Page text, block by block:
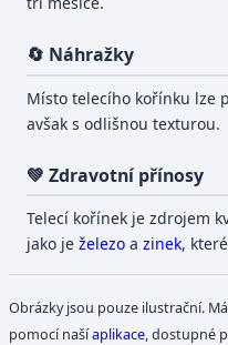
🔄 Náhražky
Místo telecího kořínku lze
avšak s odlišnou texturou.
💚 Zdravotní přínosy
Telecí kořínek je zdrojem
jako ježelezo azinek,
Obrázky jsou pouze ilustrační.
pomocí našíaplikace , dostupné